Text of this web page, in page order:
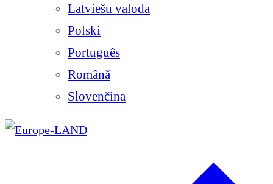
Latviešu valoda
Polski
Português
Română
Slovenčina